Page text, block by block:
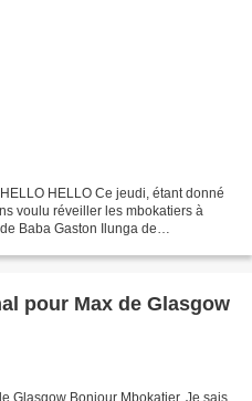
HELLO Ce jeudi, étant donné
voulu réveiller les mbokatiers à
Baba Gaston Ilunga de
pour Max de Glasgow
Glasgow Bonjour Mbokatier, Je sais